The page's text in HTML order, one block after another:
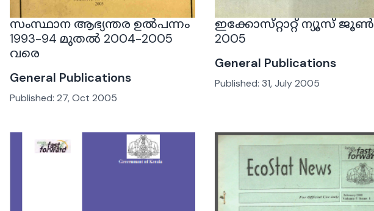
സംസ്ഥാന ആഭ്യന്തര ഉൽപന്നം
1993-94 മുതൽ 2004-2005
വരെ
General Publications
Published: 27, Oct 2005
ഇക്കോസ്‌റ്റാറ്റ് ന്യൂസ് ജൂൺ
2005
General Publications
Published: 31, July 2005